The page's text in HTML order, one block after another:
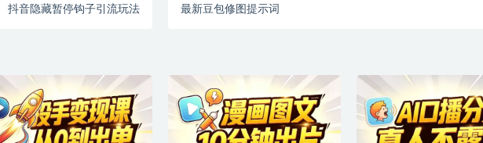
抖音隐藏暂停钩子引流玩法 最新豆包修图提示词